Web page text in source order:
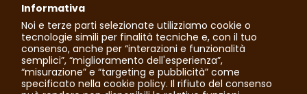
Lunedì: chiuso
Martedì - Sabato: 7:30 - 13:00 / 16:00 - 20:00
Domenica: 7:30 - 13:30
Informativa
Noi e terze parti selezionate utilizziamo cookie o
tecnologie simili per finalità tecniche e, con il tuo
consenso, anche per “interazioni e funzionalità
semplici”, “miglioramento dell'esperienza”,
“misurazione” e “targeting e pubblicità” come
specificato nella cookie policy. Il rifiuto del consenso